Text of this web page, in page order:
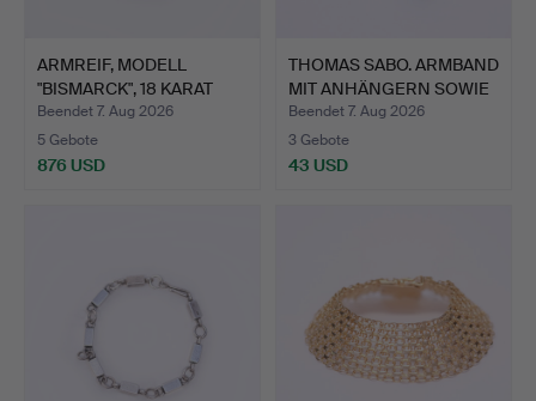
ARMREIF, MODELL
"BISMARCK", 18 KARAT
GOLD.
Beendet 7. Aug 2026
5 Gebote
876 USD
THOMAS SABO. ARMBAND
MIT ANHÄNGERN SOWIE
Z…
Beendet 7. Aug 2026
3 Gebote
43 USD